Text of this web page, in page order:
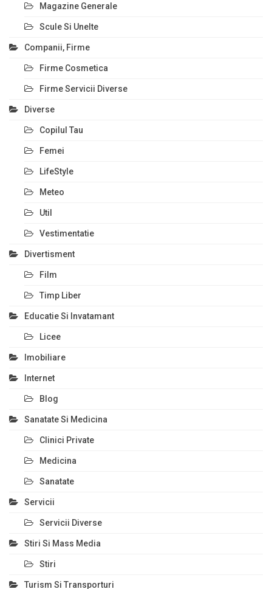
Magazine Generale
Scule Si Unelte
Companii, Firme
Firme Cosmetica
Firme Servicii Diverse
Diverse
Copilul Tau
Femei
LifeStyle
Meteo
Util
Vestimentatie
Divertisment
Film
Timp Liber
Educatie Si Invatamant
Licee
Imobiliare
Internet
Blog
Sanatate Si Medicina
Clinici Private
Medicina
Sanatate
Servicii
Servicii Diverse
Stiri Si Mass Media
Stiri
Turism Si Transporturi